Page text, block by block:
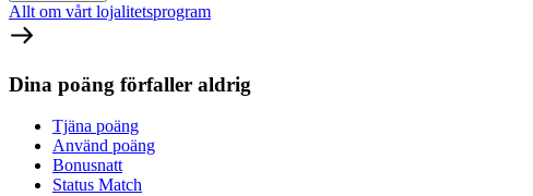
Allt om vårt lojalitetsprogram
Dina poäng förfaller aldrig
Tjäna poäng
Använd poäng
Bonusnatt
Status Match